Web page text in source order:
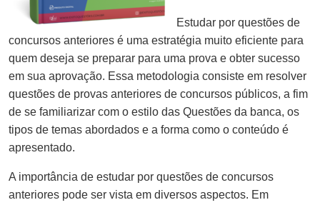
Estudar por questões de
concursos anteriores é uma estratégia muito eficiente para
quem deseja se preparar para uma prova e obter sucesso
em sua aprovação. Essa metodologia consiste em resolver
questões de provas anteriores de concursos públicos, a fim
de se familiarizar com o estilo das Questões da banca, os
tipos de temas abordados e a forma como o conteúdo é
apresentado.
A importância de estudar por questões de concursos
anteriores pode ser vista em diversos aspectos. Em